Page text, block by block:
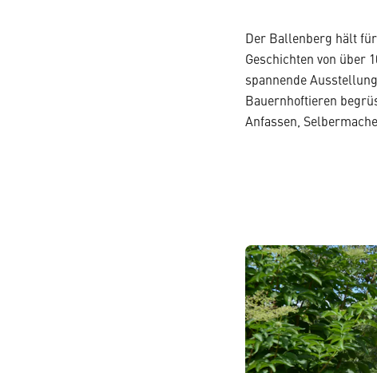
Der Ballenberg hält
Geschichten von über
spannende
Bauernhoftieren
Anfassen,